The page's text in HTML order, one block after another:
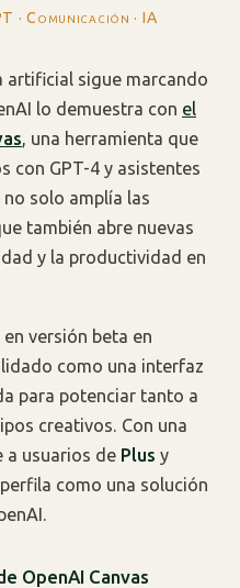
· Comunicación · IA
artificial sigue marcando
lo demuestra con el
, una herramienta que
con GPT-4 y asistentes
solo amplía las
también abre nuevas
y la productividad en
versión beta en
como una interfaz
para potenciar tanto a
creativos. Con una
a usuarios de Plus y
como una solución
OpenAI Canvas